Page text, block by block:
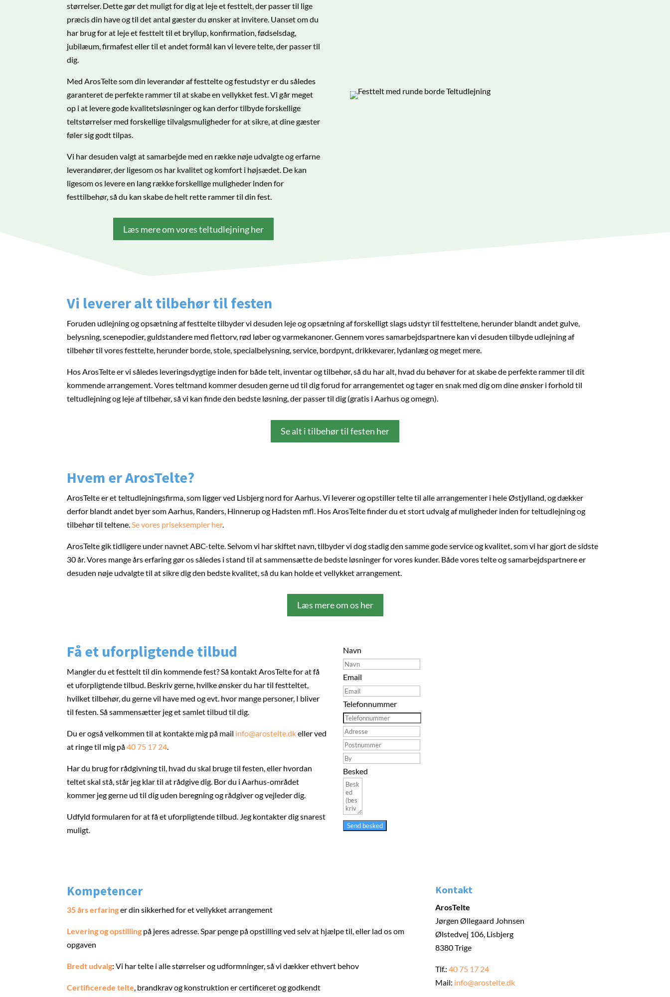
størrelser. Dette gør det muligt for dig at leje et festtelt, der passer til lige
præcis din have og til det antal gæster du ønsker at invitere. Uanset om du
har brug for at leje et festtelt til et bryllup, konfirmation, fødselsdag,
jubilæum, firmafest eller til et andet formål kan vi levere telte, der passer til
dig.
Med ArosTelte som din leverandør af festtelte og festudstyr er du således
garanteret de perfekte rammer til at skabe en vellykket fest. Vi går meget
op i at levere gode kvalitetsløsninger og kan derfor tilbyde forskellige
teltstørrelser med forskellige tilvalgsmuligheder for at sikre, at dine gæster
føler sig godt tilpas.
Vi har desuden valgt at samarbejde med en række nøje udvalgte og erfarne
leverandører, der ligesom os har kvalitet og komfort i højsædet. De kan
ligesom os levere en lang række forskellige muligheder inden for
festtilbehør, så du kan skabe de helt rette rammer til din fest.
Læs mere om vores teltudlejning her
Vi leverer alt tilbehør til festen
Foruden udlejning og opsætning af festtelte tilbyder vi desuden leje og opsætning af forskelligt slags udstyr til festteltene, herunder blandt andet gulve,
belysning, scenepodier, guldstandere med flettorv, rød løber og varmekanoner. Gennem vores samarbejdspartnere kan vi desuden tilbyde udlejning af
tilbehør til vores festtelte, herunder borde, stole, specialbelysning, service, bordpynt, drikkevarer, lydanlæg og meget mere.
Hos ArosTelte er vi således leveringsdygtige inden for både telt, inventar og tilbehør, så du har alt, hvad du behøver for at skabe de perfekte rammer til dit
kommende arrangement. Vores teltmand kommer desuden gerne ud til dig forud for arrangementet og tager en snak med dig om dine ønsker i forhold til
teltudlejning og leje af tilbehør, så vi kan finde den bedste løsning, der passer til dig (gratis i Aarhus og omegn).
Se alt i tilbehør til festen her
Hvem er ArosTelte?
ArosTelte er et teltudlejningsfirma, som ligger ved Lisbjerg nord for Aarhus. Vi leverer og opstiller telte til alle arrangementer i hele Østjylland, og dækker
derfor blandt andet byer som Aarhus, Randers, Hinnerup og Hadsten mfl. Hos ArosTelte finder du et stort udvalg af muligheder inden for teltudlejning og
tilbehør til teltene. Se vores priseksempler her.
ArosTelte gik tidligere under navnet ABC-telte. Selvom vi har skiftet navn, tilbyder vi dog stadig den samme gode service og kvalitet, som vi har gjort de sidste
30 år. Vores mange års erfaring gør os således i stand til at sammensætte de bedste løsninger for vores kunder. Både vores telte og samarbejdspartnere er
desuden nøje udvalgte til at sikre dig den bedste kvalitet, så du kan holde et vellykket arrangement.
Læs mere om os her
Få et uforpligtende tilbud
Mangler du et festtelt til din kommende fest? Så kontakt ArosTelte for at få
et uforpligtende tilbud. Beskriv gerne, hvilke ønsker du har til festteltet,
hvilket tilbehør, du gerne vil have med og evt. hvor mange personer, I bliver
til festen. Så sammensætter jeg et samlet tilbud til dig.
Du er også velkommen til at kontakte mig på mail info@arostelte.dkeller ved
at ringe til mig på40 75 17 24
Har du brug for rådgivning til, hvad du skal bruge til festen, eller hvordan
teltet skal stå, står jeg klar til at rådgive dig. Bor du i Aarhus-området
kommer jeg gerne ud til dig uden beregning og rådgiver og vejleder dig.
Udfyld formularen for at få et uforpligtende tilbud. Jeg kontakter dig snarest
muligt.
Navn
Email
Telefonnummer
Besked
Send besked
Kompetencer
35 års erfaringer din sikkerhed for et vellykket arrangement
Levering og opstilling på jeres adresse. Spar penge på opstilling ved selv at hjælpe til, eller lad os om
opgaven
Bredt udvalg: Vi har telte i alle størrelser og udformninger, så vi dækker ethvert behov
Certificerede telte, brandkrav og konstruktion er certificeret og godkendt
Kontakt
ArosTelte
Jørgen Øllegaard Johnsen
Ølstedvej 106, Lisbjerg
8380 Trige
Tlf.: 40 75 17 24
Mail: info@arostelte.dk